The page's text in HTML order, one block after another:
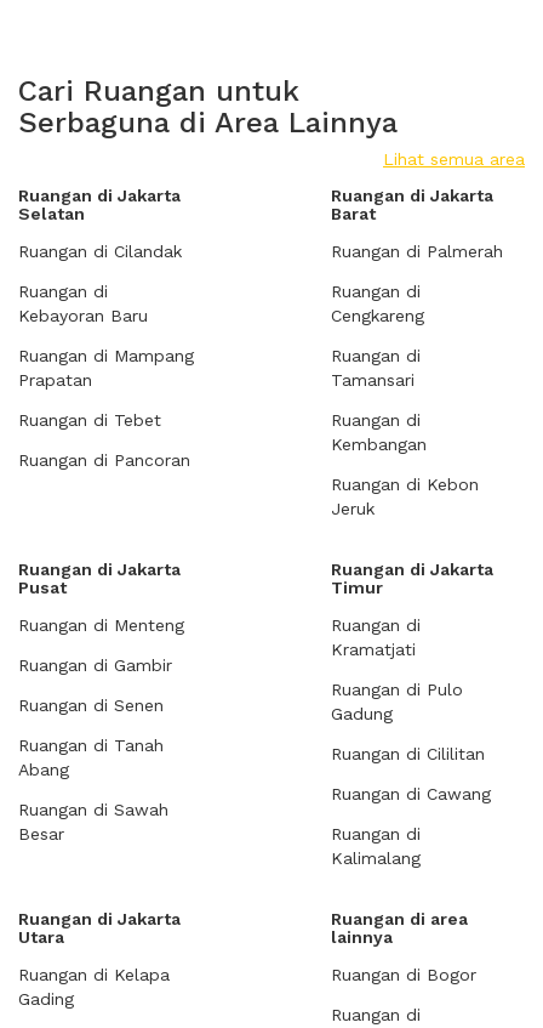
Cari Ruangan untuk
Serbaguna di Area Lainnya
Lihat semua area
Ruangan di Jakarta
Selatan
Ruangan di Cilandak
Ruangan di
Kebayoran Baru
Ruangan di Mampang
Prapatan
Ruangan di Tebet
Ruangan di Pancoran
Ruangan di Jakarta
Barat
Ruangan di Palmerah
Ruangan di
Cengkareng
Ruangan di
Tamansari
Ruangan di
Kembangan
Ruangan di Kebon
Jeruk
Ruangan di Jakarta
Pusat
Ruangan di Menteng
Ruangan di Gambir
Ruangan di Senen
Ruangan di Tanah
Abang
Ruangan di Sawah
Besar
Ruangan di Jakarta
Timur
Ruangan di
Kramatjati
Ruangan di Pulo
Gadung
Ruangan di Cililitan
Ruangan di Cawang
Ruangan di
Kalimalang
Ruangan di Jakarta
Utara
Ruangan di Kelapa
Gading
Ruangan di area
lainnya
Ruangan di Bogor
Ruangan di